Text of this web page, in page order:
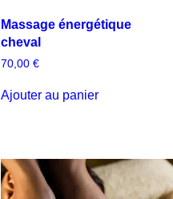
Massage énergétique
cheval
70,00 €
Ajouter au panier